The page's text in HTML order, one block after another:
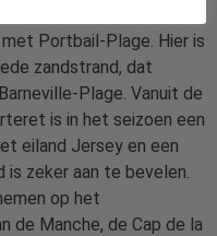
Portbail-Plage. Hier is
zandstrand, dat
Plage. Vanuit de
is in het seizoen een
eiland Jersey en een
zeker aan te bevelen.
op het
de Manche, de Cap de la